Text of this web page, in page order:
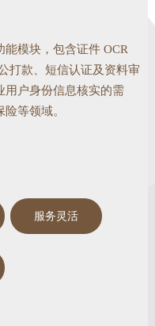
模块，包含证件 OCR
打款、短信认证及资料审
用户身份信息核实的需
等领域。
服务灵活